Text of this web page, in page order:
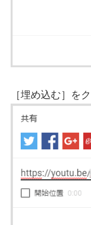
［埋め込む］を